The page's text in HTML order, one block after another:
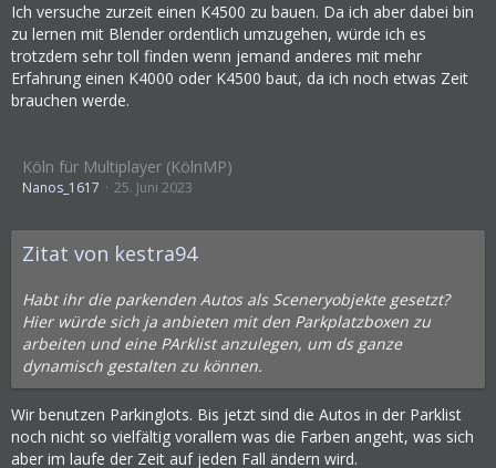
Ich versuche zurzeit einen K4500 zu bauen. Da ich aber dabei bin
zu lernen mit Blender ordentlich umzugehen, würde ich es
trotzdem sehr toll finden wenn jemand anderes mit mehr
Erfahrung einen K4000 oder K4500 baut, da ich noch etwas Zeit
brauchen werde.
Köln für Multiplayer (KölnMP)
Nanos_1617 25. Juni 2023
Zitat von kestra94
Habt ihr die parkenden Autos als Sceneryobjekte gesetzt?
Hier würde sich ja anbieten mit den Parkplatzboxen zu
arbeiten und eine PArklist anzulegen, um ds ganze
dynamisch gestalten zu können.
Wir benutzen Parkinglots. Bis jetzt sind die Autos in der Parklist
noch nicht so vielfältig vorallem was die Farben angeht, was sich
aber im laufe der Zeit auf jeden Fall ändern wird.